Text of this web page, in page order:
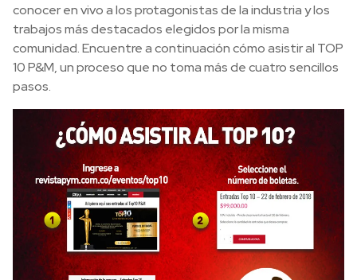
conocer en vivo a los protagonistas de la industria y los
trabajos más destacados elegidos por la misma
comunidad. Encuentre a continuación cómo asistir al TOP
10 P&M, un proceso que no toma más de cuatro sencillos
pasos.